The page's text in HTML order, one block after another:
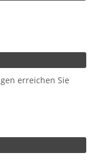
erreichen Sie